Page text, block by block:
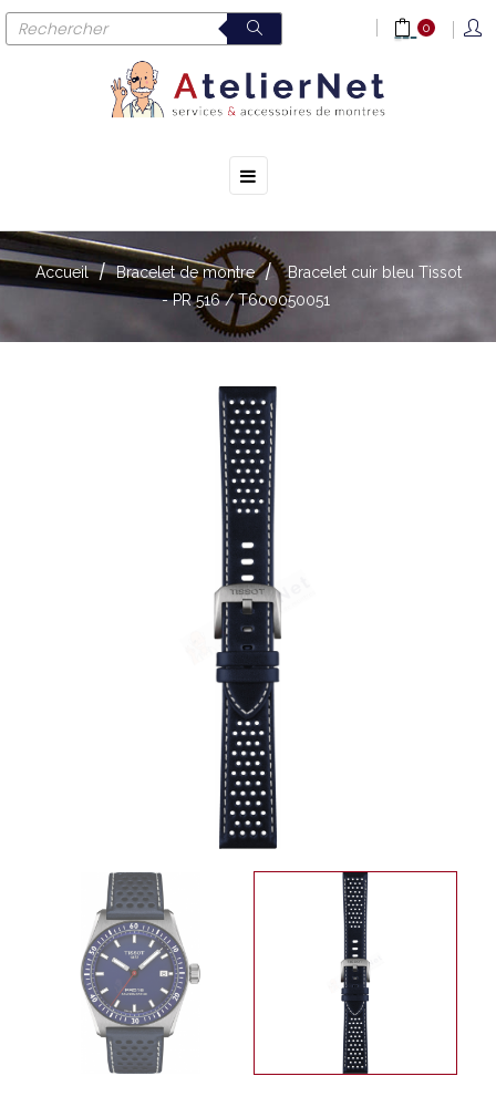
0
Basculer
la
☰
Accueil Bracelet de montre
Bracelet cuir bleu Tissot
- PR 516 / T600050051